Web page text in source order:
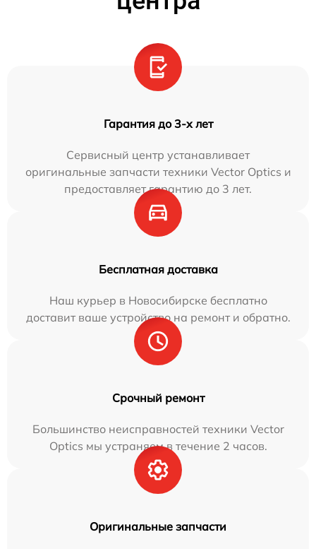
Гарантия до 3-х лет
Сервисный центр устанавливает
оригинальные запчасти техники Vector Optics и
предоставляет гарантию до 3 лет.
Бесплатная доставка
Наш курьер в Новосибирске бесплатно
доставит ваше устройство на ремонт и обратно.
Срочный ремонт
Большинство неисправностей техники Vector
Optics мы устраняем в течение 2 часов.
Оригинальные запчасти